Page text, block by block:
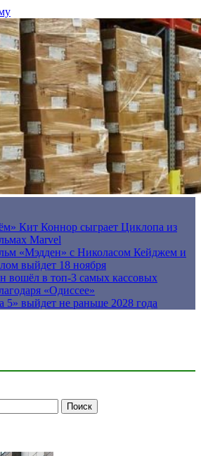
Кит Коннор сыграет Циклопа из
Marvel
«Мэдден» с Николасом Кейджем и
выйдет 18 ноября
вошёл в топ-3 самых кассовых
«Одиссее»
выйдет не раньше 2028 года